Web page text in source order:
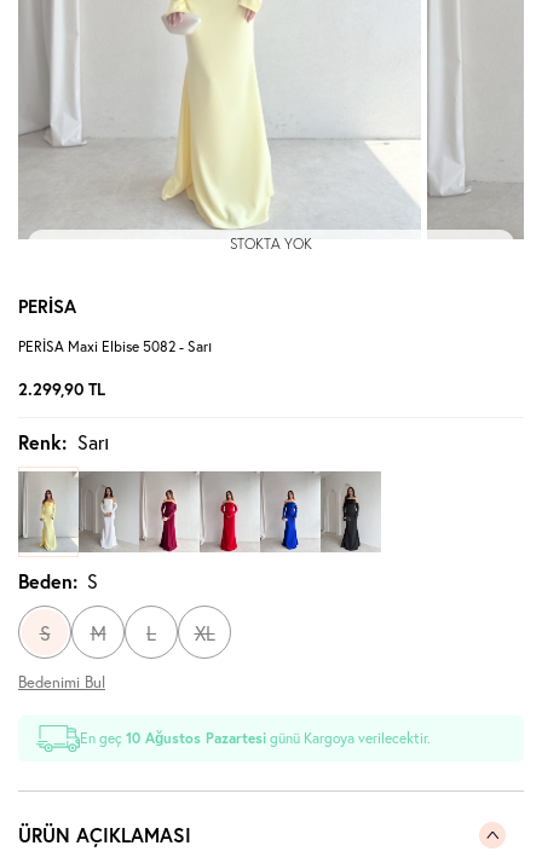
STOKTA YOK
PERİSA
PERİSA Maxi Elbise 5082 - Sarı
2.299,90 TL
Renk: Sarı
Beden: S
S M L XL
Bedenimi Bul
En geç10 Ağustos Pazartesi günü Kargoya verilecektir.
ÜRÜN AÇIKLAMASI